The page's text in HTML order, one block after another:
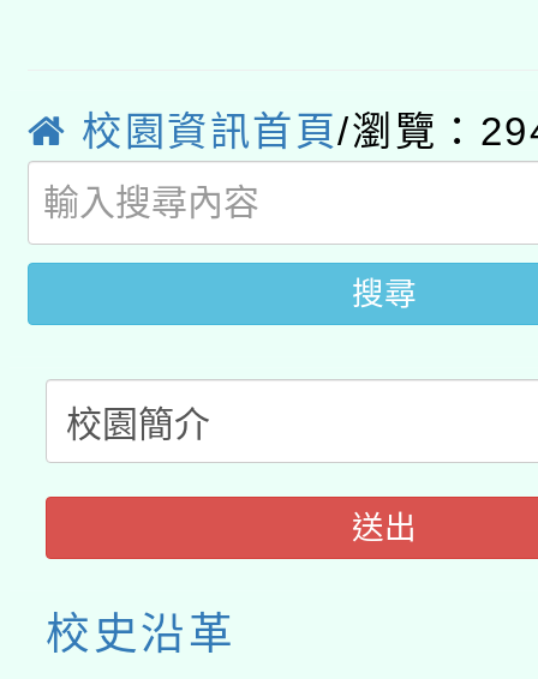
件」活動簡章
年度COVID-19疫苗接
接種對象擴大為「滿6
接種之民眾」措施，延
月28日止
本市兒童口腔健康促進
宣導素材2份，請協助
管道加強宣導
校園資訊首頁/瀏覽：
搜尋
送出
校史沿革